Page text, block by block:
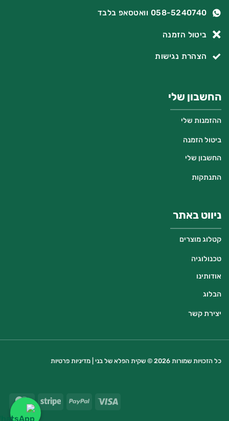
058-5240740 וואטסאפ בלבד
ביטול הזמנה
הצהרת נגישות
החשבון שלי
ההזמנות שלי
ביטול הזמנה
החשבון שלי
התנתקות
ניווט באתר
קטלוג מוצרים
טכנולוגיה
אודותינו
הבלוג
יצירת קשר
כל הזכויות שמורות 2026 © שקית הפלא של בני | מדיניות פרטיות
Visa
PayPal
Stripe